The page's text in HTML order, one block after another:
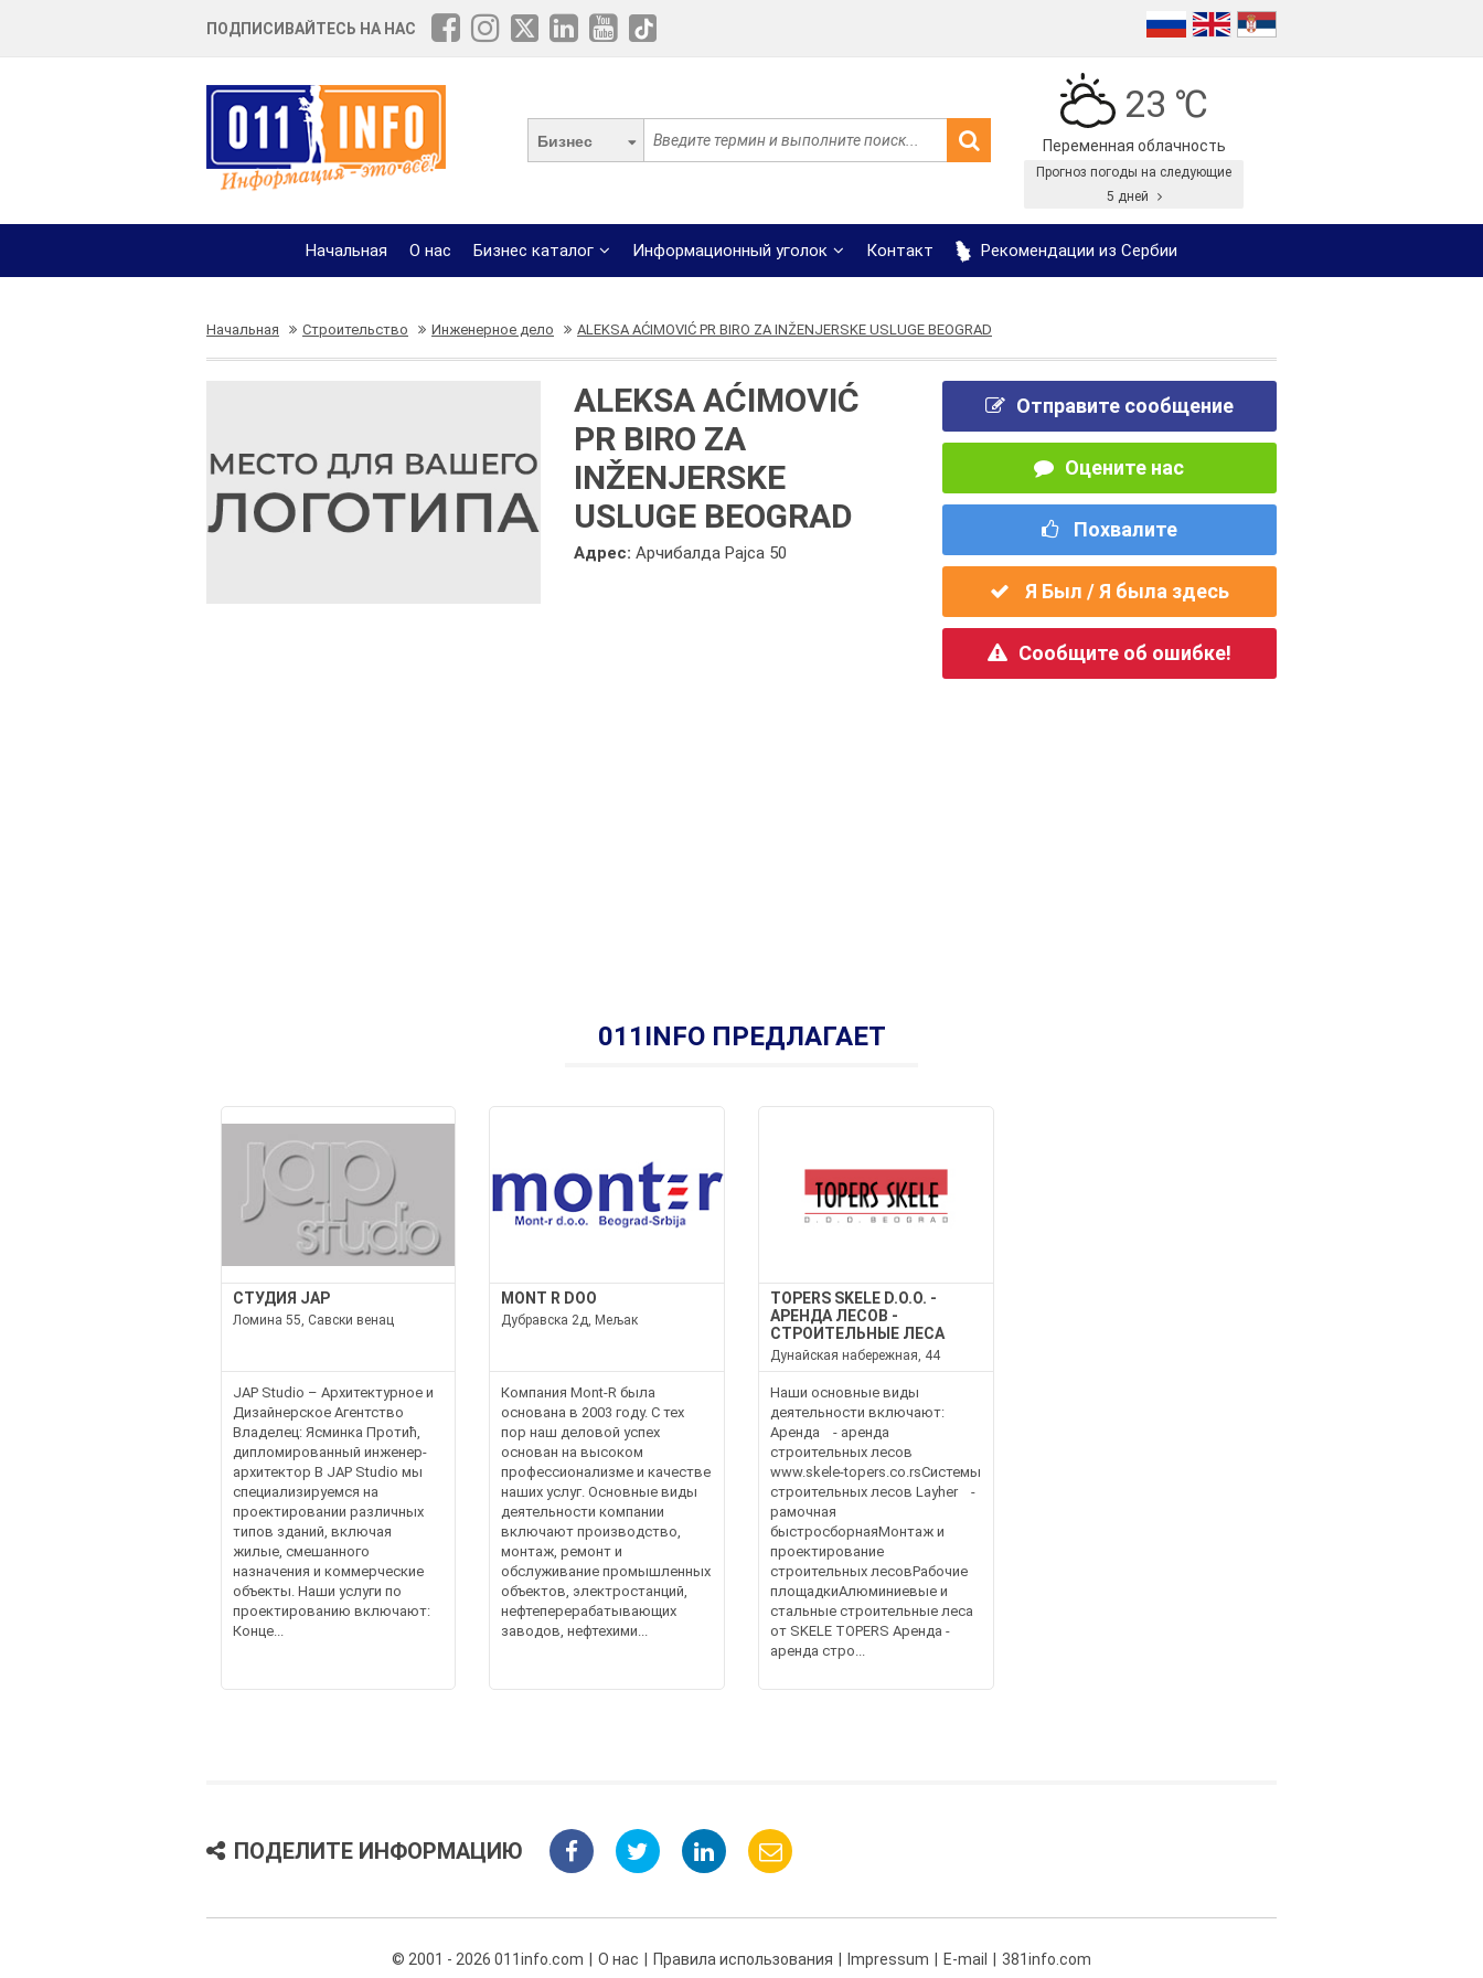
ПОДПИСИВАЙТЕСЬ НА НАС
Бизнес
23 ℃
Переменная облачность
Прогноз погоды на следующие
5 дней
Начальная О нас Бизнес каталог Информационный уголок Контакт Рекомендации из Сербии
Начальная Строительство Инженерное дело ALEKSA AĆIMOVIĆ PR BIRO ZA INŽENJERSKE USLUGE BEOGRAD
ALEKSA AĆIMOVIĆ
PR BIRO ZA
INŽENJERSKE
USLUGE BEOGRAD
Адрес:Арчибалда Рајса 50
Отправите сообщение
Оцените нас
Похвалите
Я Был / Я была здесь
Сообщите об ошибке!
011INFO ПРЕДЛАГАЕТ
СТУДИЯ JAP
Ломина 55, Савски венац
JAP Studio – Архитектурное и
Дизайнерское Агентство
Владелец: Ясминка Протић,
дипломированный инженер-
архитектор В JAP Studio мы
специализируемся на
проектировании различных
типов зданий, включая
жилые, смешанного
назначения и коммерческие
объекты. Наши услуги по
проектированию включают:
Конце...
MONT R DOO
Дубравска 2д, Мељак
Компания Mont-R была
основана в 2003 году. С тех
пор наш деловой успех
основан на высоком
профессионализме и качестве
наших услуг. Основные виды
деятельности компании
включают производство,
монтаж, ремонт и
обслуживание промышленных
объектов, электростанций,
нефтеперерабатывающих
заводов, нефтехими...
TOPERS SKELE D.O.O. -
АРЕНДА ЛЕСОВ -
СТРОИТЕЛЬНЫЕ ЛЕСА
Дунайская набережная, 44
Наши основные виды
деятельности включают:
Аренда - аренда
строительных лесов
www.skele-topers.co.rsСистемы
строительных лесов Layher -
рамочная
быстросборнаяМонтаж и
проектирование
строительных лесовРабочие
площадкиАлюминиевые и
стальные строительные леса
от SKELE TOPERS Аренда -
аренда стро...
ПОДЕЛИТЕ ИНФОРМАЦИЮ
© 2001 - 2026 011info.com О нас Правила использования Impressum E-mail 381info.com